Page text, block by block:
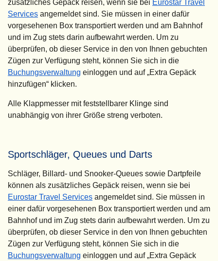
zusätzliches Gepäck reisen, wenn sie bei Eurostar Travel
Services angemeldet sind. Sie müssen in einer dafür
vorgesehenen Box transportiert werden und am Bahnhof
und im Zug stets darin aufbewahrt werden. Um zu
überprüfen, ob dieser Service in den von Ihnen gebuchten
Zügen zur Verfügung steht, können Sie sich in die
Buchungsverwaltung einloggen und auf „Extra Gepäck
hinzufügen“ klicken.
Alle Klappmesser mit feststellbarer Klinge sind
unabhängig von ihrer Größe streng verboten.
Sportschläger, Queues und Darts
Schläger, Billard- und Snooker-Queues sowie Dartpfeile
können als zusätzliches Gepäck reisen, wenn sie bei
Eurostar Travel Services angemeldet sind. Sie müssen in
einer dafür vorgesehenen Box transportiert werden und am
Bahnhof und im Zug stets darin aufbewahrt werden. Um zu
überprüfen, ob dieser Service in den von Ihnen gebuchten
Zügen zur Verfügung steht, können Sie sich in die
Buchungsverwaltung einloggen und auf „Extra Gepäck